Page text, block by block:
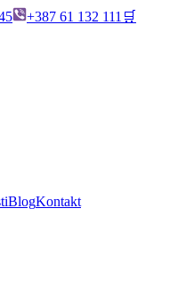
+387 61 132 111 🛒
BlogKontakt